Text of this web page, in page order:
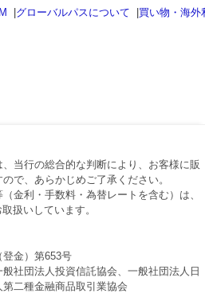
|グローバルパスについて |買い物・海外
当行の総合的な判断により、お客様に販
で、あらかじめご了承ください。
金利・手数料・為替レートを含む）は、
扱いしています。
金）第653号
社団法人投資信託協会、一般社団法人日
二種金融商品取引業協会